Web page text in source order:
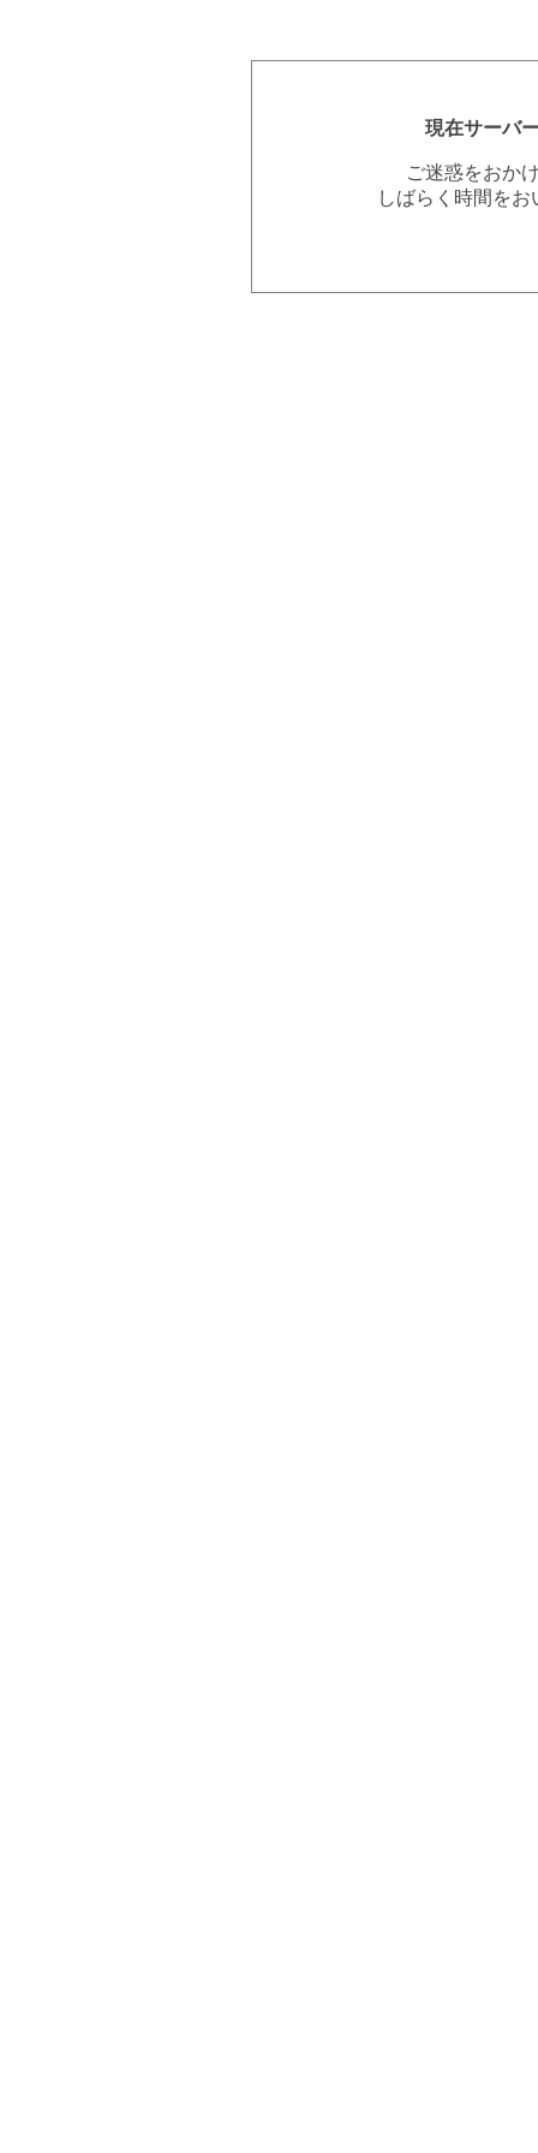
現在サーバ
ご迷惑をおか
しばらく時間を